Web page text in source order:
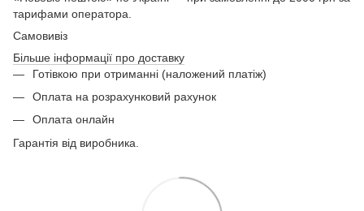
тарифами оператора.
Самовивіз
Більше інформації про доставку
Готівкою при отриманні (наложений платіж)
Оплата на розрахунковий рахунок
Оплата онлайн
Гарантія від виробника.